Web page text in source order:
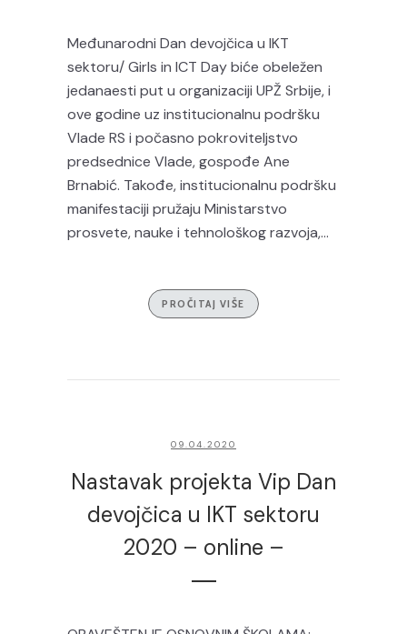
Međunarodni Dan devojčica u IKT
sektoru/ Girls in ICT Day biće obeležen
jedanaesti put u organizaciji UPŽ Srbije, i
ove godine uz institucionalnu podršku
Vlade RS i počasno pokroviteljstvo
predsednice Vlade, gospođe Ane
Brnabić. Takođe, institucionalnu podršku
manifestaciji pružaju Ministarstvo
prosvete, nauke i tehnološkog razvoja,...
PROČITAJ VIŠE
09.04.2020
Nastavak projekta Vip Dan
devojčica u IKT sektoru
2020 – online –